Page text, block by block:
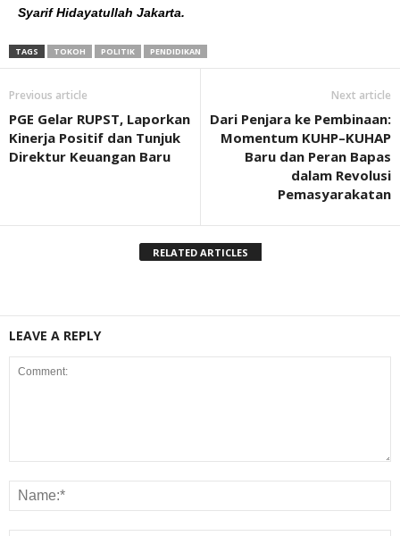
Syarif Hidayatullah Jakarta.
TAGS TOKOH POLITIK PENDIDIKAN
Previous article
PGE Gelar RUPST, Laporkan
Kinerja Positif dan Tunjuk
Direktur Keuangan Baru
Next article
Dari Penjara ke Pembinaan:
Momentum KUHP–KUHAP
Baru dan Peran Bapas
dalam Revolusi
Pemasyarakatan
RELATED ARTICLES
LEAVE A REPLY